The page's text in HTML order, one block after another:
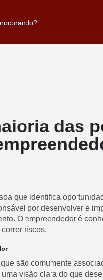
das
que identifica
por desenvolver e
O empreendedor é
riscos.
são comumente
visão clara do que